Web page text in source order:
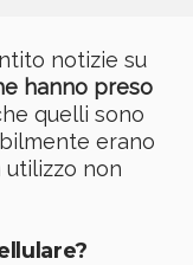
notizie su
hanno preso
quelli sono
erano
non